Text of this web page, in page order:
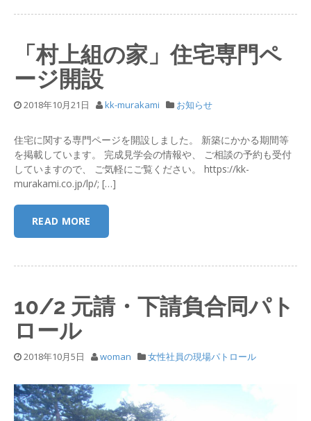
「村上組の家」住宅専門ペ
ージ開設
2018年10月21日 kk-murakami お知らせ
住宅に関する専門ページを開設しました。 新築にかかる期間等
を掲載しています。 完成見学会の情報や、 ご相談の予約も受付
していますので、 ご気軽にご覧ください。 https://kk-
murakami.co.jp/lp/; […]
READ MORE
10/2 元請・下請負合同パト
ロール
2018年10月5日 woman 女性社員の現場パトロール